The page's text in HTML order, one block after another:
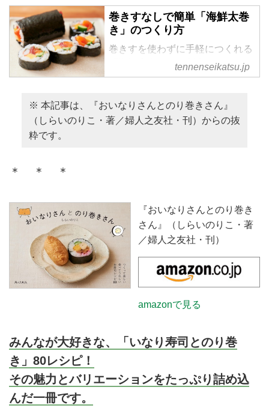
れているご当地いなりのひとつで
す。本記事では、料理研究家・し
らいのりこさんの著書『おいなり
さんとのり巻きさん』から、その
つくり方を紹介します。いつもの
いなり寿司とはひと味違うおいし
巻きすなしで簡単「海鮮太巻
き」のつくり方
巻きすを使わずに手軽につくれる
「海鮮太巻き」。刺身をあらかじ
めわさび醤油で和えておくこと
ます。本記事では、料理研究家・
しらいのりこさんの著書『おいな
tennenseikatsu.jp
※ 本記事は、『おいなりさんとのり巻きさん』
（しらいのりこ・著／婦人之友社・刊）からの抜
粋です。
＊ ＊ ＊
『おいなりさんとのり巻き
さん』（しらいのりこ・著
／婦人之友社・刊）
amazonで見る
みんなが大好きな、「いなり寿司とのり巻
き」80レシピ！
その魅力とバリエーションをたっぷり詰め込
んだ一冊です。